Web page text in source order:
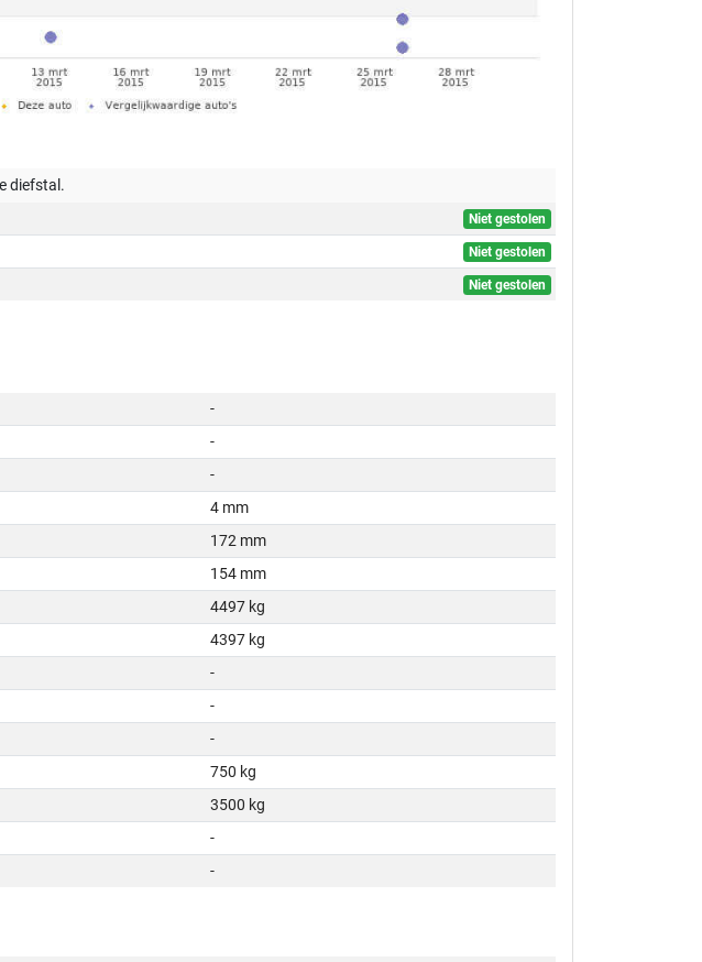
diefstal.
Niet gestolen
Niet gestolen
Niet gestolen
-
-
-
4 mm
172 mm
154 mm
4497 kg
4397 kg
-
-
-
750 kg
3500 kg
-
-